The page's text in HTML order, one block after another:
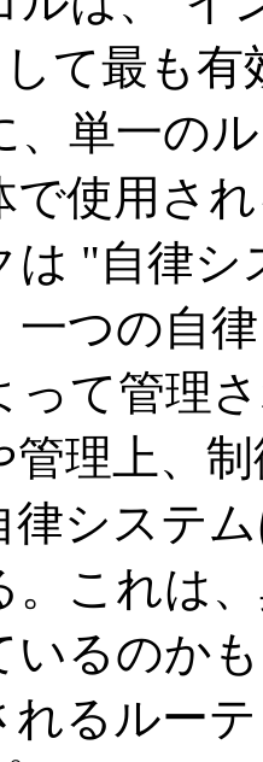
て最も
、単一の
で使用さ
は "自律
一つの自
って管理
管理上、
律システ
。これは
いるのか
れるルー